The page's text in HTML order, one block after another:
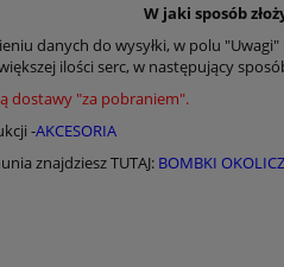
W jaki sposób
danych do wysyłki, w polu
ilości serc, w następujący
dostawy "za pobraniem".
-AKCESORIA
znajdziesz TUTAJ: BOMBKI